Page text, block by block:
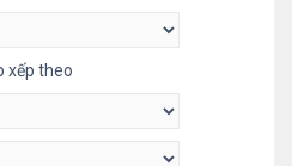
xếp theo